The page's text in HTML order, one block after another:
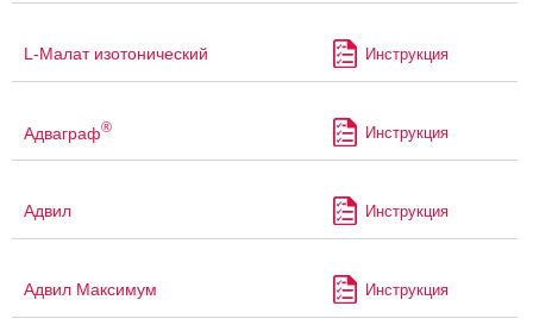
L-Малат изотонический Инструкция
Адваграф® Инструкция
Адвил Инструкция
Адвил Максимум Инструкция